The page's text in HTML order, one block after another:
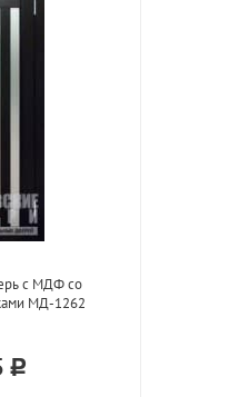
с МДФ со
МД-1262